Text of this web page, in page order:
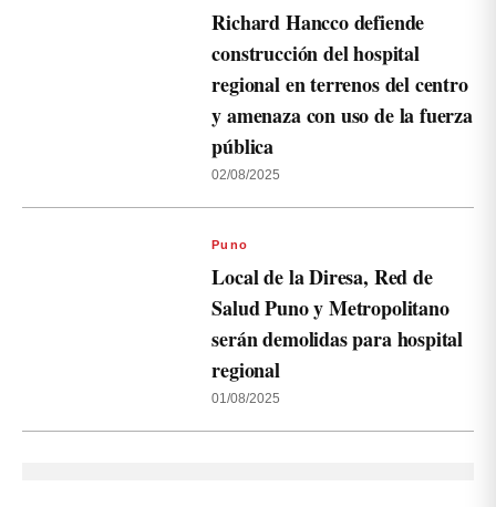
Richard Hancco defiende
construcción del hospital
regional en terrenos del centro
y amenaza con uso de la fuerza
pública
02/08/2025
Puno
Local de la Diresa, Red de
Salud Puno y Metropolitano
serán demolidas para hospital
regional
01/08/2025